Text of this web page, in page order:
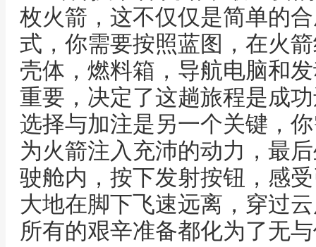
枚火箭，这不仅仅是简单的
式，你需要按照蓝图，在火
壳体，燃料箱，导航电脑和
重要，决定了这趟旅程是成
选择与加注是另一个关键，
为火箭注入充沛的动力，最
驶舱内，按下发射按钮，感
大地在脚下飞速远离，穿过
所有的艰辛准备都化为了无